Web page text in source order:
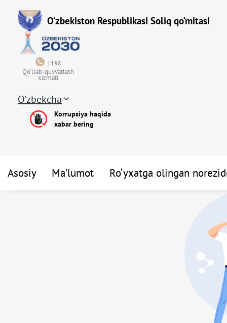
O‘zbekiston Respublikasi Soliq qo‘mitasi
1198
Qo‘llab-quvvatlash
xizmati
O'zbekcha
Korrupsiya haqida
xabar bering
Asosiy Ma’lumot Ro‘yxatga olingan